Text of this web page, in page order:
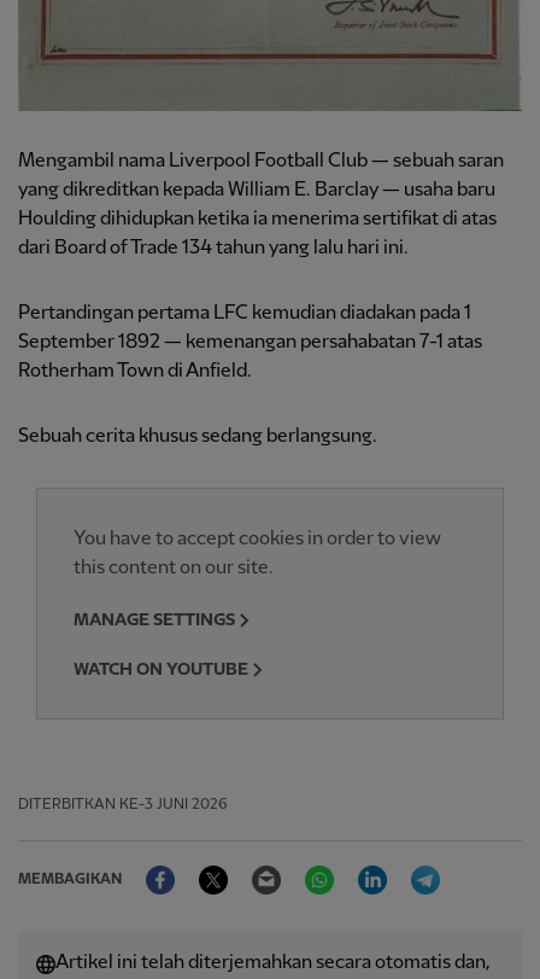
Mengambil nama Liverpool Football Club — sebuah saran
yang dikreditkan kepada William E. Barclay — usaha baru
Houlding dihidupkan ketika ia menerima sertifikat di atas
dari Board of Trade 134 tahun yang lalu hari ini.
Pertandingan pertama LFC kemudian diadakan pada 1
September 1892 — kemenangan persahabatan 7-1 atas
Rotherham Town di Anfield.
Sebuah cerita khusus sedang berlangsung.
You have to accept cookies in order to view
this content on our site.
MANAGE SETTINGS
WATCH ON YOUTUBE
DITERBITKAN KE-3 JUNI 2026
MEMBAGIKAN
FacebookTwitter Email WhatsAppLinkedIn
Artikel ini telah diterjemahkan secara otomatis dan,